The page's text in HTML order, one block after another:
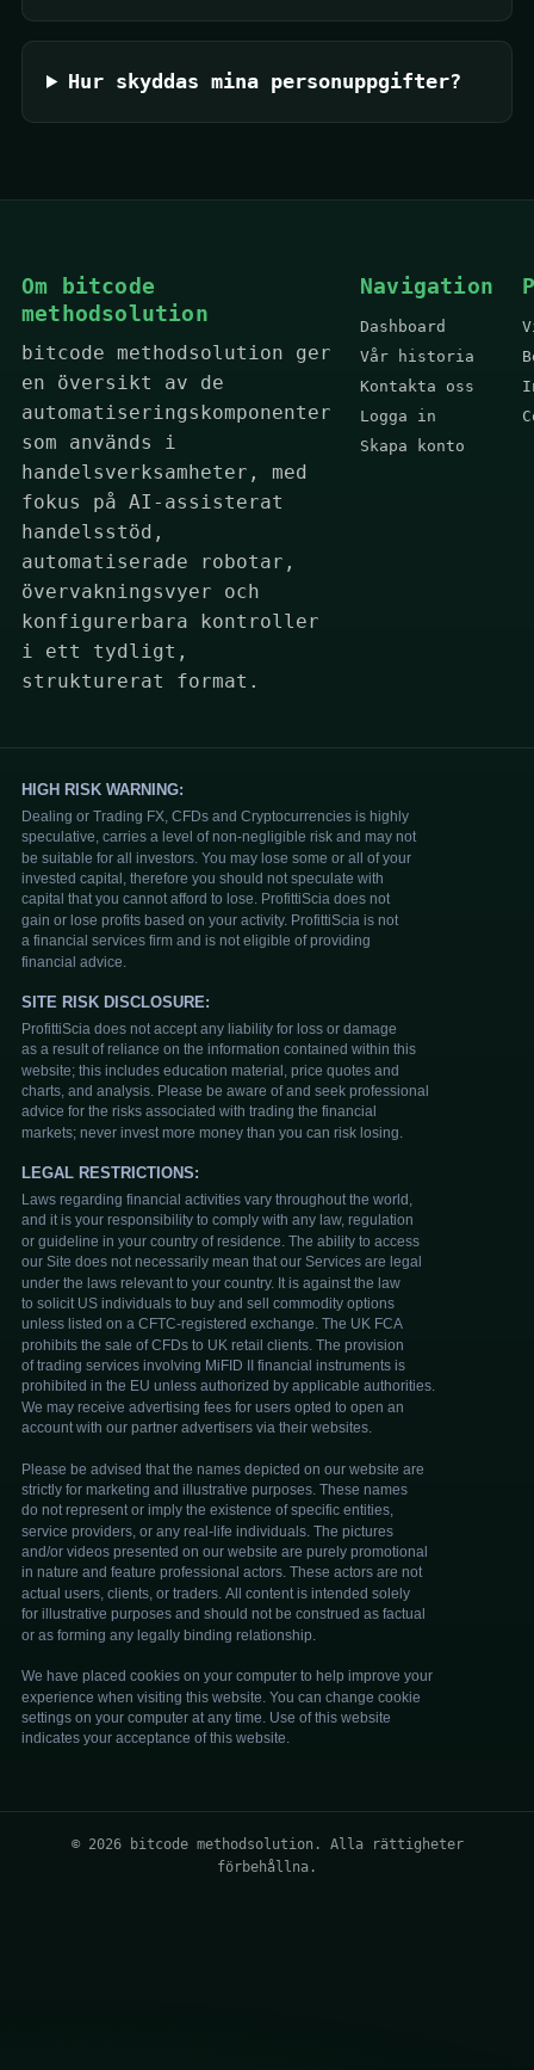
Hur skyddas mina personuppgifter?
Om bitcode
methodsolution
bitcode methodsolution ger
en översikt av de
automatiseringskomponenter
som används i
handelsverksamheter, med
fokus på AI-assisterat
handelsstöd,
automatiserade robotar,
övervakningsvyer och
konfigurerbara kontroller
i ett tydligt,
strukturerat format.
Navigation
Dashboard
Vår historia
Kontakta oss
Logga in
Skapa konto
© 2026 bitcode methodsolution. Alla rättigheter
förbehållna.